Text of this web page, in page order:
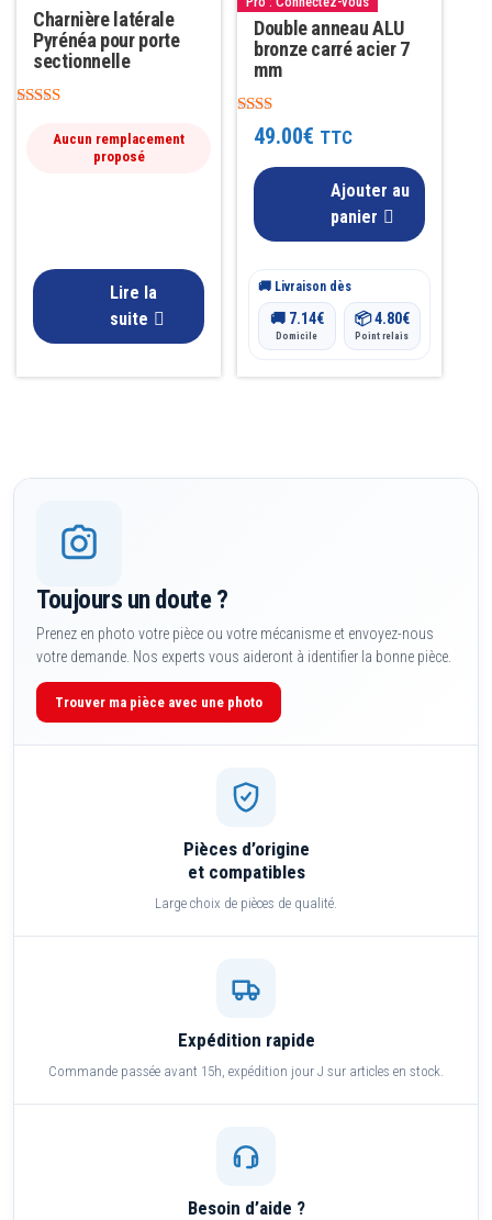
Charnière latérale
Pyrénéa pour porte
sectionnelle
Aucun remplacement
proposé
Lire la
suite
Double anneau ALU
bronze carré acier 7
mm
Note
2.00
49.00€ TTC
Ajouter au
panier
🚚 Livraison dès
🚚 7.14€
Domicile
📦4.80€
Point relais
Toujours un doute ?
Prenez en photo votre pièce ou votre mécanisme et envoyez-nous
votre demande. Nos experts vous aideront à identifier la bonne pièce.
Trouver ma pièce avec une photo
Pièces d’origine
et compatibles
Large choix de pièces de qualité.
Expédition rapide
Commande passée avant 15h, expédition jour J sur articles en stock.
Besoin d’aide ?